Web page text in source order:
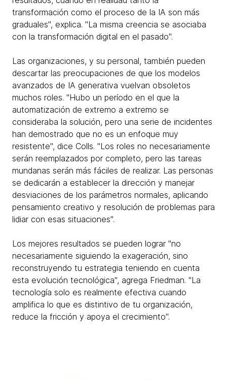
transformación como el proceso de la IA son más
graduales", explica. "La misma creencia se asociaba
con la transformación digital en el pasado".
Las organizaciones, y su personal, también pueden
descartar las preocupaciones de que los modelos
avanzados de IA generativa vuelvan obsoletos
muchos roles. "Hubo un período en el que la
automatización de extremo a extremo se
consideraba la solución, pero una serie de incidentes
han demostrado que no es un enfoque muy
resistente", dice Colls. "Los roles no necesariamente
serán reemplazados por completo, pero las tareas
mundanas serán más fáciles de realizar. Las personas
se dedicarán a establecer la dirección y manejar
desviaciones de los parámetros normales, aplicando
pensamiento creativo y resolución de problemas para
lidiar con esas situaciones".
Los mejores resultados se pueden lograr "no
necesariamente siguiendo la exageración, sino
reconstruyendo tu estrategia teniendo en cuenta
esta evolución tecnológica", agrega Friedman. "La
tecnología solo es realmente efectiva cuando
amplifica lo que es distintivo de tu organización,
reduce la fricción y apoya el crecimiento".